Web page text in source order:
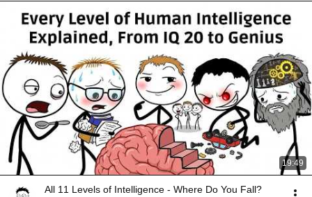
19:49
All 11 Levels of Intelligence - Where Do You Fall?